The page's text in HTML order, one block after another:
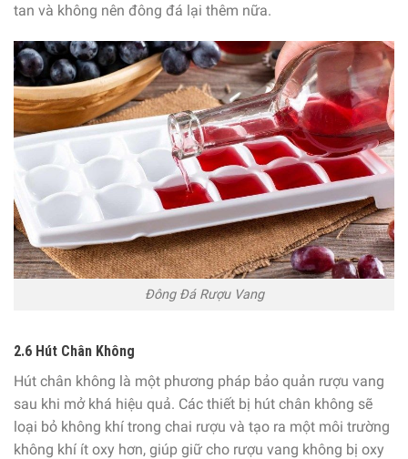
tan và không nên đông đá lại thêm nữa.
Đông Đá Rượu Vang
2.6 Hút Chân Không
Hút chân không là một phương pháp bảo quản rượu vang
sau khi mở khá hiệu quả. Các thiết bị hút chân không sẽ
loại bỏ không khí trong chai rượu và tạo ra một môi trường
không khí ít oxy hơn, giúp giữ cho rượu vang không bị oxy